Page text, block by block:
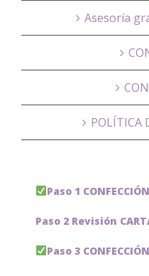
Asesoría
POLÍTICA
Paso 1
Paso 2 Revisión
Paso 3